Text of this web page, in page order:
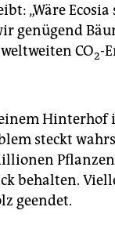
„Wäre
genügend
CO2-
Hinterhof
steckt
behalten.
geendet.